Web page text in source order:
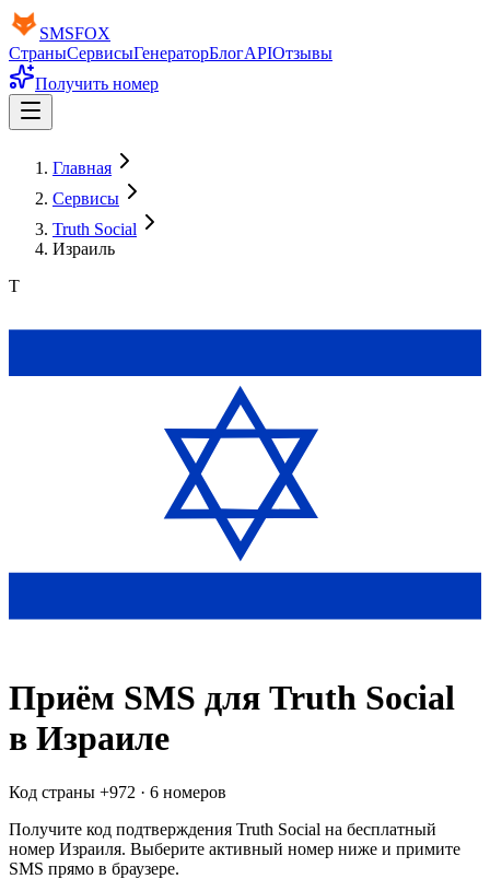
SMSFOX
СтраныСервисыГенераторБлогAPIОтзывы
Получить номер
Главная
Сервисы
Truth Social
Израиль
T
Приём SMS для Truth Social
в Израиле
Код страны +972 · 6 номеров
Получите код подтверждения Truth Social на бесплатный
номер Израиля. Выберите активный номер ниже и примите
SMS прямо в браузере.